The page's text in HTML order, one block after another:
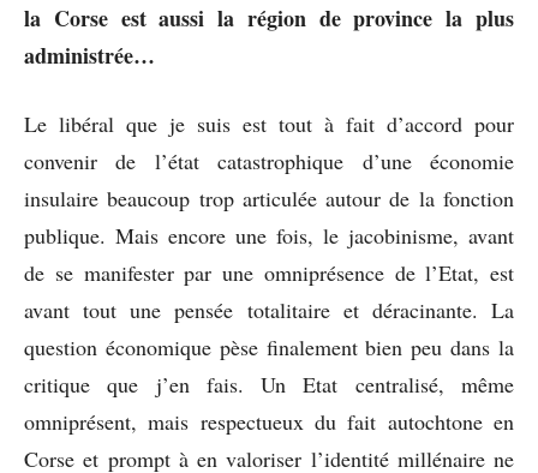
la Corse est aussi la région de province la plus
administrée…
Le libéral que je suis est tout à fait d’accord pour
convenir de l’état catastrophique d’une économie
insulaire beaucoup trop articulée autour de la fonction
publique. Mais encore une fois, le jacobinisme, avant
de se manifester par une omniprésence de l’Etat, est
avant tout une pensée totalitaire et déracinante. La
question économique pèse finalement bien peu dans la
critique que j’en fais. Un Etat centralisé, même
omniprésent, mais respectueux du fait autochtone en
Corse et prompt à en valoriser l’identité millénaire ne